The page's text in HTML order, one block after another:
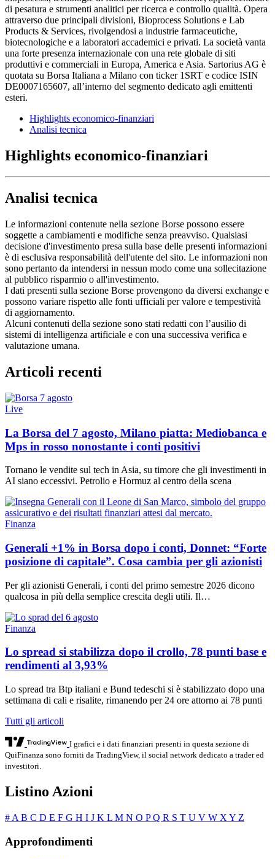
di pesatura e strumenti analitici per ricerca e controllo qualità. Opera
attraverso due principali divisioni, Bioprocess Solutions e Lab
Products & Services, rivolgendosi a industrie farmaceutiche,
biotecnologiche e a laboratori accademici e privati. La società vanta
una forte presenza internazionale con una rete globale di siti
produttivi e commerciali in Europa, America e Asia. Sartorius AG è
quotata su Borsa Italiana a Milano con ticker 1SRT e codice ISIN
DE0007165607, all’interno del segmento dedicato agli emittenti
esteri.
Highlights economico-finanziari
Analisi tecnica
Highlights economico-finanziari
Analisi tecnica
Le informazioni contenute nella sezione Borse possono essere
soggette a cambiamenti e modifiche senza preavviso. Qualsiasi
decisione d'investimento presa sulla base delle presenti informazioni
è di esclusiva responsabilità dell'utente del sito. Le informazioni non
sono pertanto da intendersi in nessun modo come una sollecitazione
al pubblico risparmio o all'investimento.
I dati presenti sulla sezione Borse provengono da diversi exchange e
possono variare rispetto alle fonti ufficiali per valore e tempestività
di aggiornamento.
Alcuni contenuti della sezione sono stati redatti con l’ausilio di
sistemi di intelligenza artificiale e con una successiva verifica e
valutazione umana.
Articoli recenti
Live
La Borsa del 7 agosto, Milano piatta: Mediobanca e
Mps in rosso nonostante i conti positivi
Tornano le vendite sul tech in Asia, su timore che gli investimenti in
AI siano eccessivi. Petrolio e Hormuz al centro della scena
Finanza
Generali +1% in Borsa dopo i conti, Donnet: “Forte
posizione di capitale”. Cosa cambia per gli azionisti
Per gli azionisti Generali, i conti del primo semestre 2026 dicono
qualcosa in più della semplice crescita degli utili. Il…
Finanza
Lo spread si stabilizza dopo il crollo, 78 punti base e
rendimenti al 3,93%
Lo spread tra Btp italiani e Bund tedeschi si è stabilizzato dopo una
settimana di cali e risalite, rimanendo per 24 ore attorno ai 78 punti
Tutti gli articoli
I grafici e i dati finanziari presenti in questa sezione di
QuiFinanza sono forniti da TradingView, il social network dedicato a trader ed
investitori.
Listino Azioni
# A B C D E F G H I J K L M N O PQ R S T U V W X Y Z
Approfondimenti